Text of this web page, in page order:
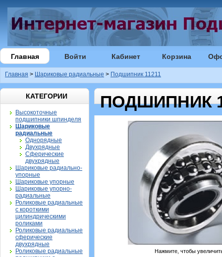
Главная Войти Кабинет Корзина
Главная > Шариковые радиальные > Подшипник 11211
КАТЕГОРИИ
Высокоточные
подшипники шпинделя
Шариковые
радиальные
Однорядные
Двухрядные
Сферические
двухрядные
Шариковые радиально-
упорные
Шариковые упорные
Шариковые упорно-
радиальные
Роликовые радиальные
с короткими
цилиндрическими
роликами
Роликовые радиальные
сферические
двухрядные
Роликовые радиальные
ПОДШИПНИК
Нажмите, чтобы